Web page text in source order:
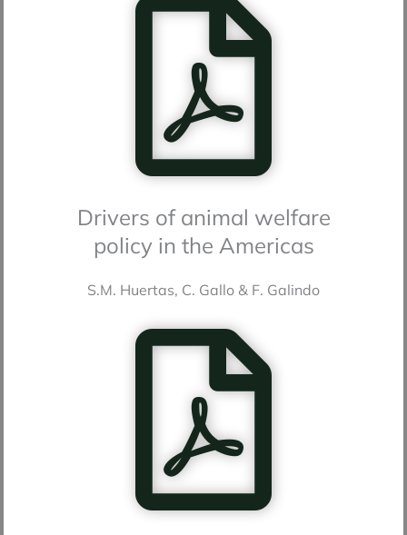
Drivers of animal welfare
policy in the Americas
S.M. Huertas, C. Gallo & F. Galindo